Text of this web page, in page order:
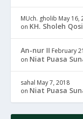
MUch. gholib May 16,
on KH. Sholeh
An-nur II February
on Niat Puasa
sahal May 7, 2018
on Niat Puasa